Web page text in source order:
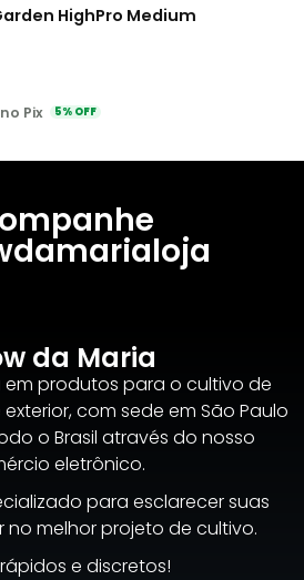
HighPro Medium
Pix 5% OFF
da Maria
em produtos para o cultivo de
com sede em São Paulo
o Brasil através do nosso
eletrônico.
para esclarecer suas
no melhor projeto de cultivo.
e discretos!